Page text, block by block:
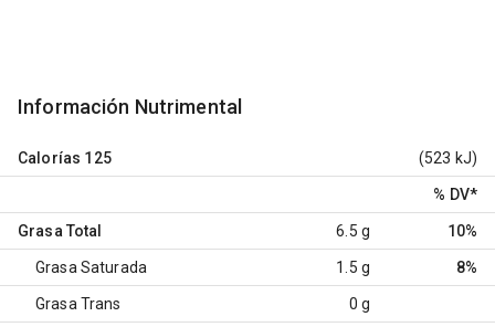
Información Nutrimental
Calorías 125 (523 kJ)
% DV*
Grasa Total 6.5 g 10%
Grasa Saturada 1.5 g 8%
Grasa Trans 0 g